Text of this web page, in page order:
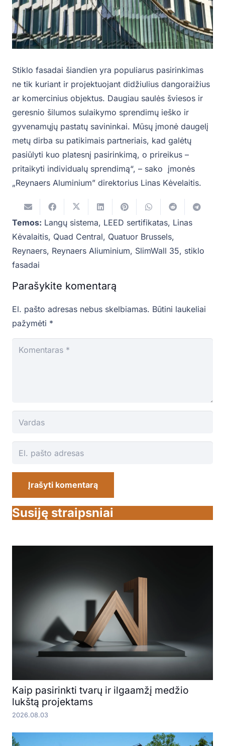
Stiklo fasadai šiandien yra populiarus pasirinkimas
ne tik kuriant ir projektuojant didžiulius dangoraižius
ar komercinius objektus. Daugiau saulės šviesos ir
geresnio šilumos sulaikymo sprendimų ieško ir
gyvenamųjų pastatų savininkai. Mūsų įmonė daugelį
metų dirba su patikimais partneriais, kad galėtų
pasiūlyti kuo platesnį pasirinkimą, o prireikus –
pritaikyti individualų sprendimą“, – sako įmonės
„Reynaers Aluminium” direktorius Linas Kėvelaitis.
Temos: Langų sistema, LEED sertifikatas, Linas
Kėvalaitis, Quad Central, Quatuor Brussels,
Reynaers, Reynaers Aliuminium, SlimWall 35, stiklo
fasadai
Parašykite komentarą
El. pašto adresas nebus skelbiamas. Būtini laukeliai
pažymėti *
Įrašyti komentarą
Susiję straipsniai
Kaip pasirinkti tvarų ir ilgaamžį medžio
lukštą projektams
2026.08.03